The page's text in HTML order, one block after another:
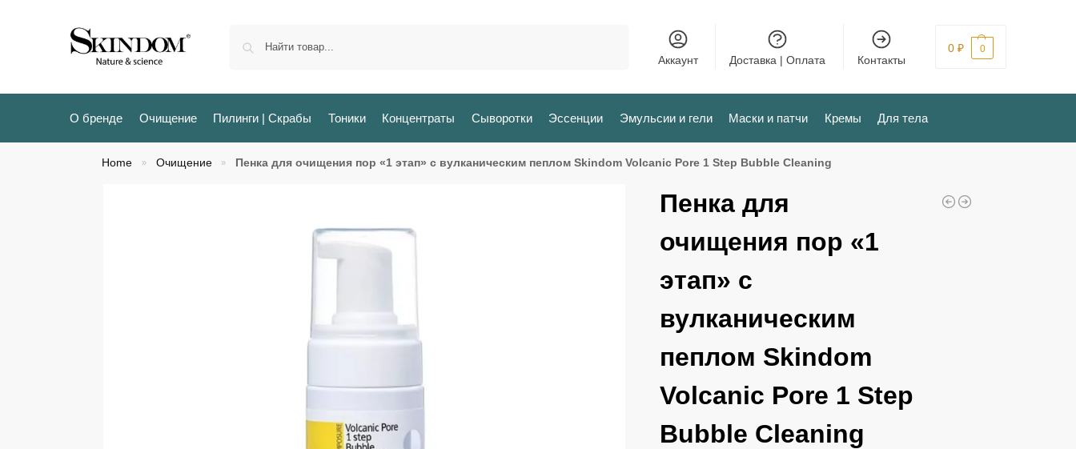
Аккаунт Доставка | Оплата Контакты
0 ₽ 0
О бренде Очищение Пилинги | Скрабы Тоники Концентраты Сыворотки Эссенции Эмульсии и гели Маски и патчи Кремы Для тела
Home » Очищение » Пенка для очищения пор «1 этап» с вулканическим пеплом Skindom Volcanic Pore 1 Step Bubble Cleaning
Пенка для
очищения пор «1
этап» с
вулканическим
пеплом Skindom
Volcanic Pore 1 Step
Bubble Cleaning